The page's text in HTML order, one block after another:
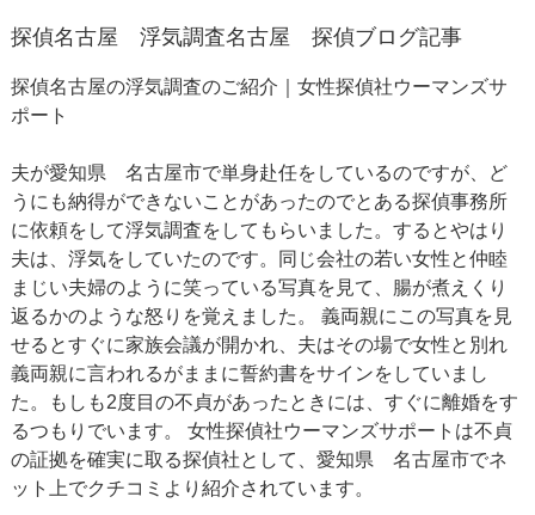
探偵名古屋 浮気調査名古屋 探偵ブログ記事
探偵名古屋の浮気調査のご紹介｜女性探偵社ウーマンズサ
ポート
夫が愛知県 名古屋市で単身赴任をしているのですが、ど
うにも納得ができないことがあったのでとある探偵事務所
に依頼をして浮気調査をしてもらいました。するとやはり
夫は、浮気をしていたのです。同じ会社の若い女性と仲睦
まじい夫婦のように笑っている写真を見て、腸が煮えくり
返るかのような怒りを覚えました。 義両親にこの写真を見
せるとすぐに家族会議が開かれ、夫はその場で女性と別れ
義両親に言われるがままに誓約書をサインをしていまし
た。もしも2度目の不貞があったときには、すぐに離婚をす
るつもりでいます。 女性探偵社ウーマンズサポートは不貞
の証拠を確実に取る探偵社として、愛知県 名古屋市でネ
ット上でクチコミより紹介されています。